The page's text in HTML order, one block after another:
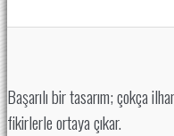
Başarılı bir tasarım; çokça
fikirlerle ortaya çıkar.